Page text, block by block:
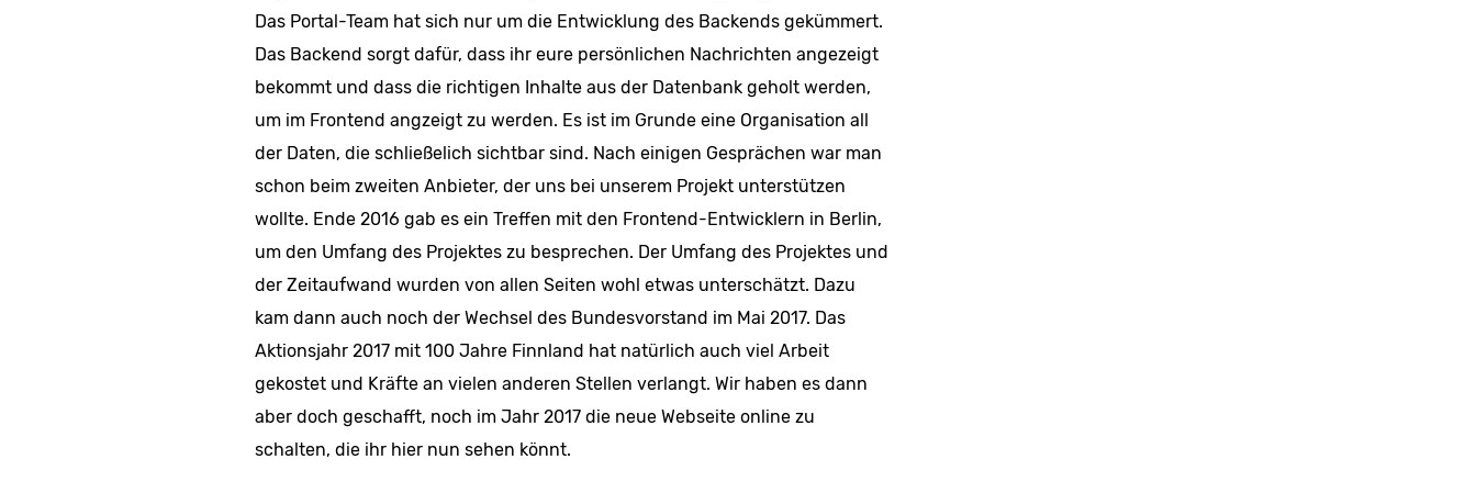
Das Portal-Team hat sich nur um die Entwicklung des Backends gekümmert.
Das Backend sorgt dafür, dass ihr eure persönlichen Nachrichten angezeigt
bekommt und dass die richtigen Inhalte aus der Datenbank geholt werden,
um im Frontend angzeigt zu werden. Es ist im Grunde eine Organisation all
der Daten, die schließelich sichtbar sind. Nach einigen Gesprächen war man
schon beim zweiten Anbieter, der uns bei unserem Projekt unterstützen
wollte. Ende 2016 gab es ein Treffen mit den Frontend-Entwicklern in Berlin,
um den Umfang des Projektes zu besprechen. Der Umfang des Projektes und
der Zeitaufwand wurden von allen Seiten wohl etwas unterschätzt. Dazu
kam dann auch noch der Wechsel des Bundesvorstand im Mai 2017. Das
Aktionsjahr 2017 mit 100 Jahre Finnland hat natürlich auch viel Arbeit
gekostet und Kräfte an vielen anderen Stellen verlangt. Wir haben es dann
aber doch geschafft, noch im Jahr 2017 die neue Webseite online zu
schalten, die ihr hier nun sehen könnt.